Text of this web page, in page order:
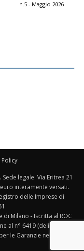
n.5 - Maggio 2026
legale: Via Eritrea 21
interamente versati.
delle Imprese di
di Milano - Iscritta al ROC
al n° 6419 (delibera
le Garanzie nelle